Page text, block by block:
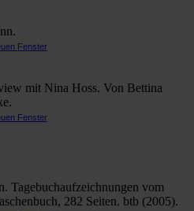
Fenster
mit Nina Hoss. Von Bettina
Fenster
Tagebuchaufzeichnungen vom
282 Seiten. btb (2005).